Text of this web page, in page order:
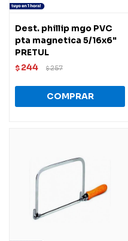
Dest. phillip mgo PVC
pta magnetica 5/16x6"
PRETUL
$ 244 $257